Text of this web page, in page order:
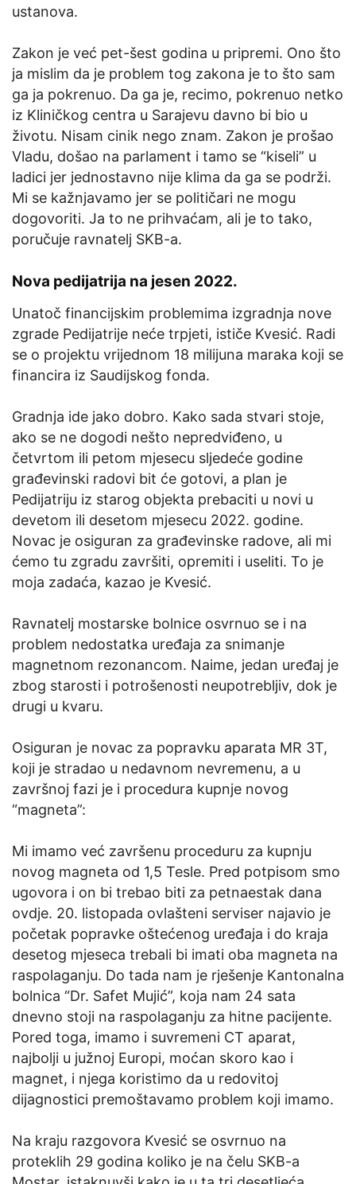
ustanova.
Zakon je već pet-šest godina u pripremi. Ono što
ja mislim da je problem tog zakona je to što sam
ga ja pokrenuo. Da ga je, recimo, pokrenuo netko
iz Kliničkog centra u Sarajevu davno bi bio u
životu. Nisam cinik nego znam. Zakon je prošao
Vladu, došao na parlament i tamo se “kiseli” u
ladici jer jednostavno nije klima da ga se podrži.
Mi se kažnjavamo jer se političari ne mogu
dogovoriti. Ja to ne prihvaćam, ali je to tako,
poručuje ravnatelj SKB-a.
Nova pedijatrija na jesen 2022.
Unatoč financijskim problemima izgradnja nove
zgrade Pedijatrije neće trpjeti, ističe Kvesić. Radi
se o projektu vrijednom 18 milijuna maraka koji se
financira iz Saudijskog fonda.
Gradnja ide jako dobro. Kako sada stvari stoje,
ako se ne dogodi nešto nepredviđeno, u
četvrtom ili petom mjesecu sljedeće godine
građevinski radovi bit će gotovi, a plan je
Pedijatriju iz starog objekta prebaciti u novi u
devetom ili desetom mjesecu 2022. godine.
Novac je osiguran za građevinske radove, ali mi
ćemo tu zgradu završiti, opremiti i useliti. To je
moja zadaća, kazao je Kvesić.
Ravnatelj mostarske bolnice osvrnuo se i na
problem nedostatka uređaja za snimanje
magnetnom rezonancom. Naime, jedan uređaj je
zbog starosti i potrošenosti neupotrebljiv, dok je
drugi u kvaru.
Osiguran je novac za popravku aparata MR 3T,
koji je stradao u nedavnom nevremenu, a u
završnoj fazi je i procedura kupnje novog
“magneta”:
Mi imamo već završenu proceduru za kupnju
novog magneta od 1,5 Tesle. Pred potpisom smo
ugovora i on bi trebao biti za petnaestak dana
ovdje. 20. listopada ovlašteni serviser najavio je
početak popravke oštećenog uređaja i do kraja
desetog mjeseca trebali bi imati oba magneta na
raspolaganju. Do tada nam je rješenje Kantonalna
bolnica “Dr. Safet Mujić”, koja nam 24 sata
dnevno stoji na raspolaganju za hitne pacijente.
Pored toga, imamo i suvremeni CT aparat,
najbolji u južnoj Europi, moćan skoro kao i
magnet, i njega koristimo da u redovitoj
dijagnostici premoštavamo problem koji imamo.
Na kraju razgovora Kvesić se osvrnuo na
proteklih 29 godina koliko je na čelu SKB-a